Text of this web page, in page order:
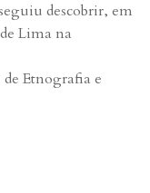
descobrir, em
Lima na
Etnografia e